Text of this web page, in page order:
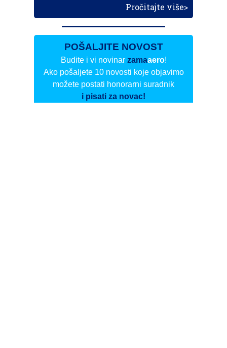
Pročitajte više>
POŠALJITE NOVOST
Budite i vi novinar zamaaero!
Ako pošaljete 10 novosti koje objavimo
možete postati honorarni suradnik
i pisati za novac!